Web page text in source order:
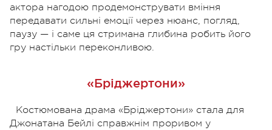
актора нагодою продемонструвати вміння
передавати сильні емоції через нюанс, погляд,
паузу — і саме ця стримана глибина робить його
гру настільки переконливою.
«Бріджертони»
Костюмована драма «Бріджертони» стала для
Джонатана Бейлі справжнім проривом у